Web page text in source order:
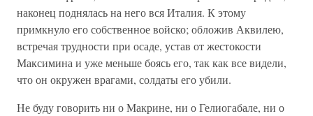
наконец поднялась на него вся Италия. К этому
примкнуло его собственное войско; обложив Аквилею,
встречая трудности при осаде, устав от жестокости
Максимина и уже меньше боясь его, так как все видели,
что он окружен врагами, солдаты его убили.
Не буду говорить ни о Макрине, ни о Гелиогабале, ни о